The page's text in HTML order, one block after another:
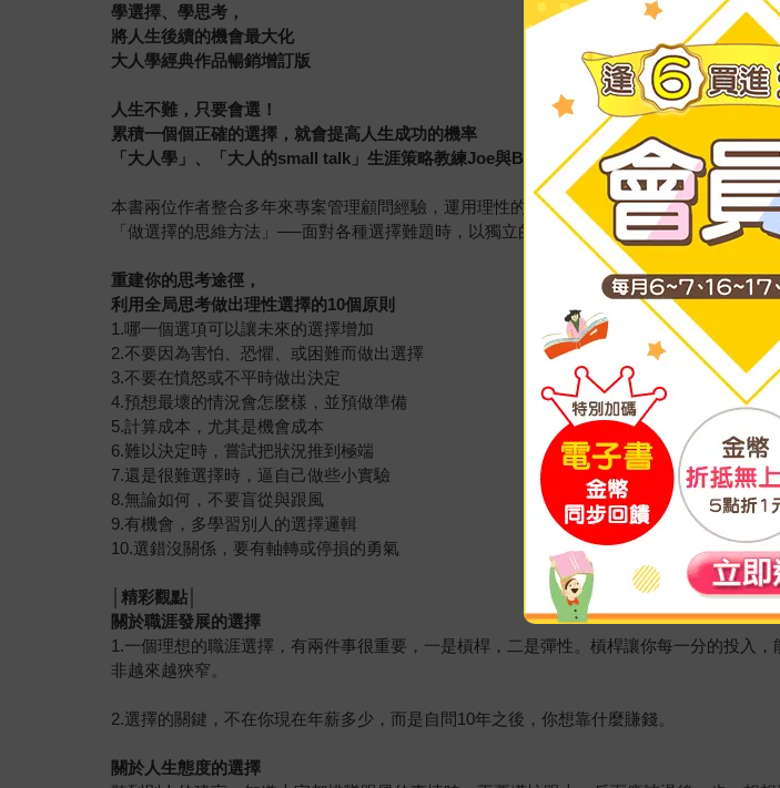
學選擇、學思考，
將人生後續的機會最大化
大人學經典作品暢銷增訂版
人生不難，只要會選！
累積一個個正確的選擇，就會提高人生成功的機率
「大人學」、「大人的small talk」生涯策略教練Joe與Bryan獨立思考的精華之作
本書兩位作者整合多年來專案管理顧問經驗，運用理性的邏輯思維，打破「對與錯」、「
「做選擇的思維方法」──面對各種選擇難題時，以獨立的思考方式與脈絡，看懂整體的大
重建你的思考途徑，
利用全局思考做出理性選擇的10個原則
1.哪一個選項可以讓未來的選擇增加
2.不要因為害怕、恐懼、或困難而做出選擇
3.不要在憤怒或不平時做出決定
4.預想最壞的情況會怎麼樣，並預做準備
5.計算成本，尤其是機會成本
6.難以決定時，嘗試把狀況推到極端
7.還是很難選擇時，逼自己做些小實驗
8.無論如何，不要盲從與跟風
9.有機會，多學習別人的選擇邏輯
10.選錯沒關係，要有軸轉或停損的勇氣
│精彩觀點│
關於職涯發展的選擇
1.一個理想的職涯選擇，有兩件事很重要，一是槓桿，二是彈性。槓桿讓你每一分的投入
非越來越狹窄。
2.選擇的關鍵，不在你現在年薪多少，而是自問10年之後，你想靠什麼賺錢。
關於人生態度的選擇